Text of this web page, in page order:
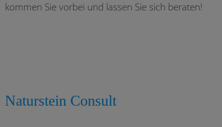
kommen Sie vorbei und lassen Sie sich beraten!
Naturstein Consult